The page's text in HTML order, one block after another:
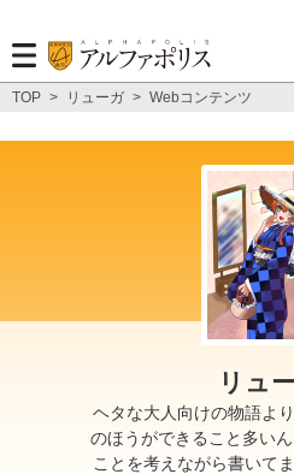
TOP > リューガ > Webコンテンツ
リュ
ヘタな大人向けの物語よ
のほうができること多い
ことを考えながら書いて